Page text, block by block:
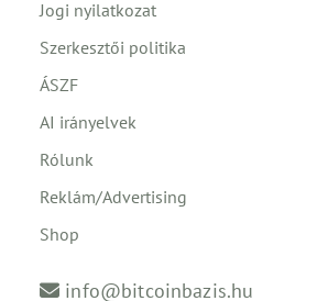
Jogi nyilatkozat
Szerkesztői politika
ÁSZF
AI irányelvek
Rólunk
Reklám/Advertising
Shop
info@bitcoinbazis.hu